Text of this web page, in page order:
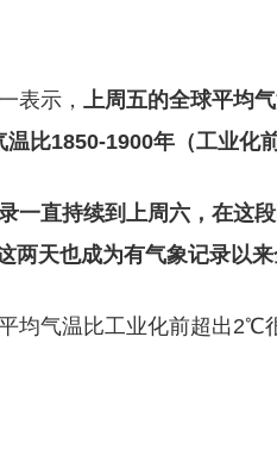
表示， 上周五的全球平均
1850-1900年（工业化
一直持续到上周六，在这
天也成为有气象记录以来
均气温比工业化前超出2℃